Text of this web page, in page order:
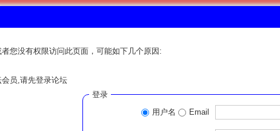
您没有权限访问此页面，可能如下几个原因:
员,请先登录论坛
登录
用户名
Email